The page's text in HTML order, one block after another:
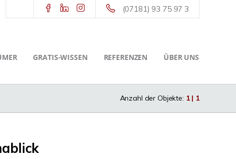
(07181) 93 75 97 3
GRATIS-WISSEN REFERENZEN ÜBER UNS
Anzahl der Objekte: 1 | 1